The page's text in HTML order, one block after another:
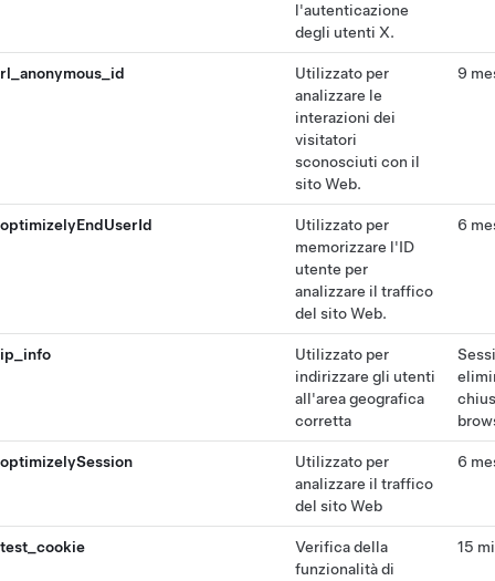
l'autenticazione
degli utenti X.
rl_anonymous_id
Utilizzato per
analizzare le
interazioni dei
visitatori
sconosciuti con il
sito Web.
9
optimizelyEndUserId
Utilizzato per
memorizzare l'ID
utente per
analizzare il traffico
del sito Web.
6
ip_info
Utilizzato per
indirizzare gli utenti
all'area geografica
corretta
optimizelySession
Utilizzato per
analizzare il traffico
del sito Web
6
test_cookie
Verifica della
funzionalità di
15